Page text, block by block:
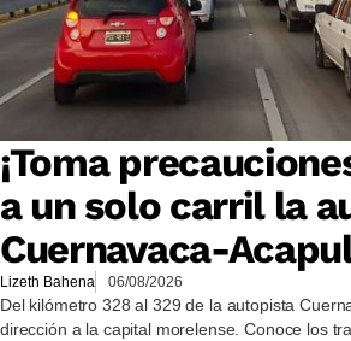
¡Toma
a un solo carril la
Cuernavaca-
Lizeth Bahena 06/08/2026
Del kilómetro 328 al 329 de la autopista
dirección a la capital morelense. Conoce los